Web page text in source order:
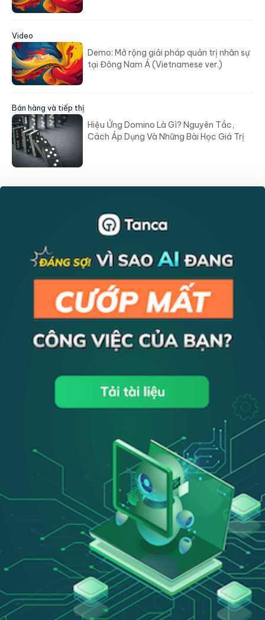
Video
Demo: Mở rộng giải pháp quản trị nhân sự
tại Đông Nam Á (Vietnamese ver.)
Bán hàng và tiếp thị
Hiệu Ứng Domino Là Gì? Nguyên Tắc,
Cách Áp Dụng Và Những Bài Học Giá Trị